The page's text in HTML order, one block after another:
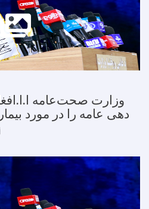
وزارت صحت‌عامه
دهی عامه را در مورد